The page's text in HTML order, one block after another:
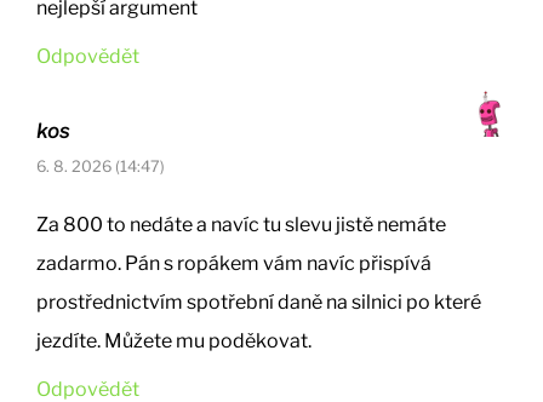
nejlepší argument
Odpovědět
kos
6. 8. 2026 (14:47)
Za 800 to nedáte a navíc tu slevu jistě nemáte
zadarmo. Pán s ropákem vám navíc přispívá
prostřednictvím spotřební daně na silnici po které
jezdíte. Můžete mu poděkovat.
Odpovědět